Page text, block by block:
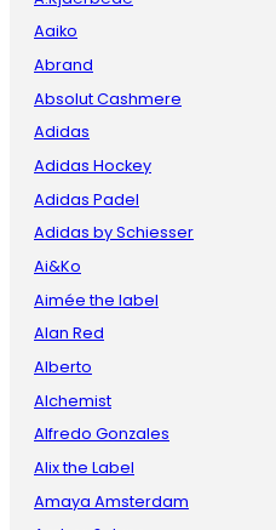
Aaiko
Abrand
Absolut Cashmere
Adidas
Adidas Hockey
Adidas Padel
Adidas by Schiesser
Ai&Ko
Aimée the label
Alan Red
Alberto
Alchemist
Alfredo Gonzales
Alix the Label
Amaya Amsterdam